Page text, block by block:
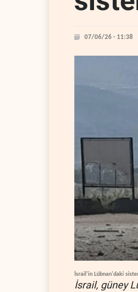
07/06/26 - 11:38
İsrail'in Lübnan'daki
İsrail, güney